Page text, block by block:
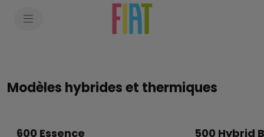
Modèles hybrides et thermiques
600 Essence 500 Hybrid